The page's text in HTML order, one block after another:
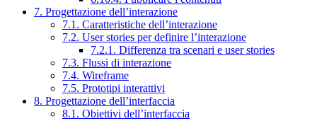
7. Progettazione dell’interazione
7.1. Caratteristiche dell’interazione
7.2. User stories per definire l’interazione
7.2.1. Differenza tra scenari e user stories
7.3. Flussi di interazione
7.4. Wireframe
7.5. Prototipi interattivi
8. Progettazione dell’interfaccia
8.1. Obiettivi dell’interfaccia